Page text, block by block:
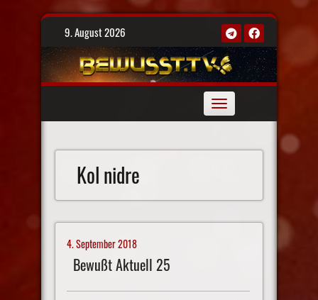
Skip
9. August 2026
Toggle
navigation
Kol nidre
4. September 2018
Bewußt Aktuell 25